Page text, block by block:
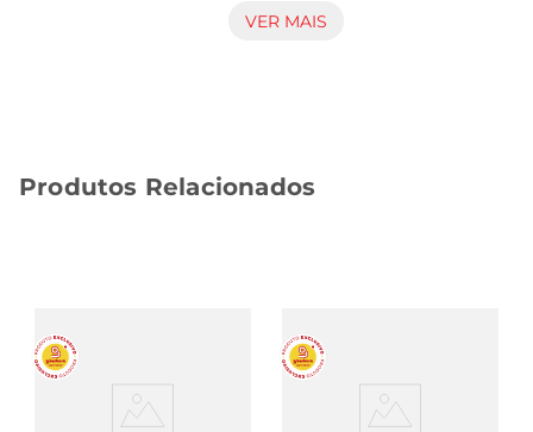
diárias. Com um sabor suave e crocância ideal,
sabor única. Livre de gorduras trans e com uma
Design e Materiais
A embalagem da torrada amanteigada é
projetada para manter a frescura e crocância do
VER MAIS
Produtos Relacionados